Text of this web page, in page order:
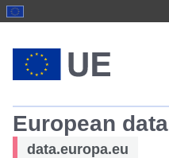
European data
data.europa.eu